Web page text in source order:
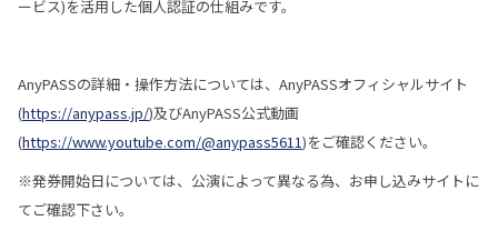
ービス)を活用した個人認証の仕組みです。
AnyPASSの詳細・操作方法については、AnyPASSオフィシャルサイト
(https://anypass.jp/)及びAnyPASS公式動画
(https://www.youtube.com/@anypass5611)をご確認ください。
※発券開始日については、公演によって異なる為、お申し込みサイトに
てご確認下さい。